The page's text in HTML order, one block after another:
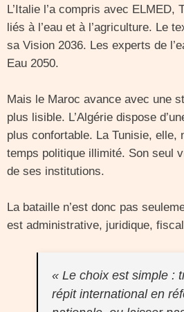
L’Italie l’a compris avec ELMED,
liés à l’eau et à l’agriculture. Le
sa Vision 2036. Les experts de
Eau 2050.
Mais le Maroc avance avec une
plus lisible. L’Algérie dispose
plus confortable. La Tunisie, elle,
temps politique illimité. Son seul
de ses institutions.
La bataille n’est donc pas
est administrative, juridique,
« Le choix est simple :
répit international en